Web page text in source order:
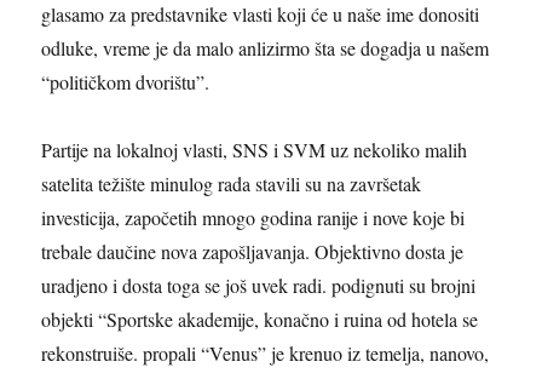
glasamo za predstavnike vlasti koji će u naše ime donositi
odluke, vreme je da malo anlizirmo šta se dogadja u našem
“političkom dvorištu”.
Partije na lokalnoj vlasti, SNS i SVM uz nekoliko malih
satelita težište minulog rada stavili su na završetak
investicija, započetih mnogo godina ranije i nove koje bi
trebale daučine nova zapošljavanja. Objektivno dosta je
uradjeno i dosta toga se još uvek radi. podignuti su brojni
objekti “Sportske akademije, konačno i ruina od hotela se
rekonstruiše. propali “Venus” je krenuo iz temelja, nanovo,